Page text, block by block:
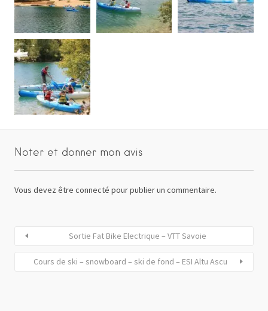
Noter et donner mon avis
Vous devez être connecté pour publier un commentaire.
Sortie Fat Bike Electrique – VTT Savoie
Cours de ski – snowboard – ski de fond – ESI Altu Ascu